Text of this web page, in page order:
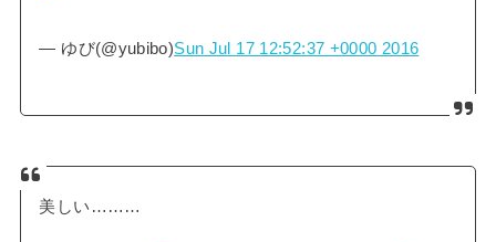
— ゆび(@yubibo)Sun Jul 17 12:52:37 +0000 2016
美しい………